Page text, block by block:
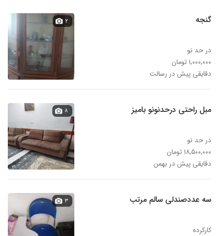
گنجه
در حد نو
۱,۰۰۰,۰۰۰ تومان
دقایقی پیش در رسالت
۲
مبل راحتی درحدنونو بامیز
در حد نو
۱۸,۵۰۰,۰۰۰ تومان
دقایقی پیش در بهمن
۸
سه عددصندلی سالم مرتب
کارکرده
۳